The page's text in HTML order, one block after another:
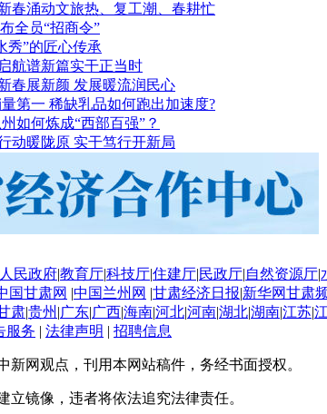
春涌动文旅热、复工潮、春耕忙
全员“招商令”
秀”的匠心传承
航谱新篇实干正当时
春展新颜 发展暖流润民心
第一 稀缺乳品如何跑出加速度?
如何炼成“西部百强”？
动暖陇原 实干笃行开新局
民政府|教育厅|科技厅|住建厅|民政厅|自然资源厅|
国甘肃网 |中国兰州网 |甘肃经济日报|新华网甘肃
肃|贵州 |广东|广西|海南|河北|河南|湖北|湖南|江苏|
服务 | 法律声明 | 招聘信息
网观点，刊用本网站稿件，务经书面授权。
镜像，违者将依法追究法律责任。